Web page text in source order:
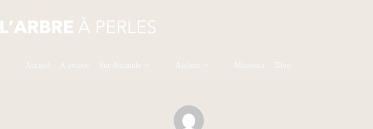
contenu
Accueil A propos Sur demande Ateliers Minéraux Blog